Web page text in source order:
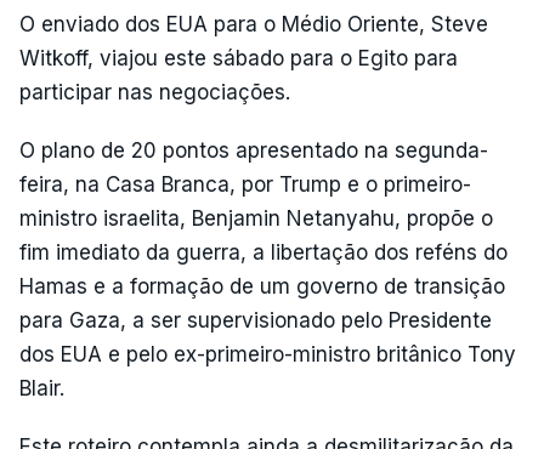
O enviado dos EUA para o Médio Oriente, Steve
Witkoff, viajou este sábado para o Egito para
participar nas negociações.
O plano de 20 pontos apresentado na segunda-
feira, na Casa Branca, por Trump e o primeiro-
ministro israelita, Benjamin Netanyahu, propõe o
fim imediato da guerra, a libertação dos reféns do
Hamas e a formação de um governo de transição
para Gaza, a ser supervisionado pelo Presidente
dos EUA e pelo ex-primeiro-ministro britânico Tony
Blair.